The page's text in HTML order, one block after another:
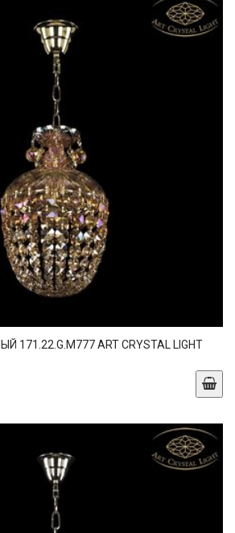
ART CRYSTAL LIGHT